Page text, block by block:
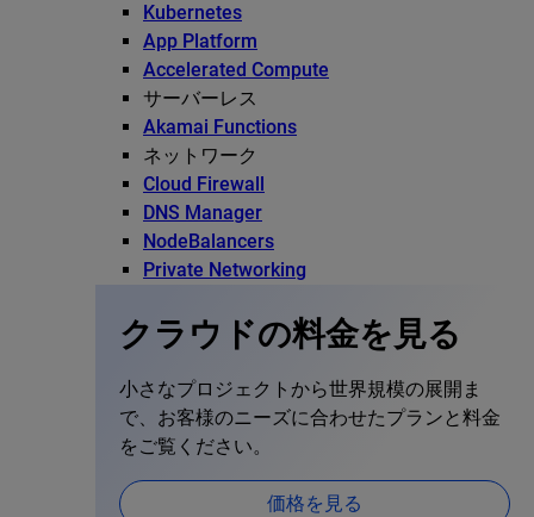
Kubernetes
App Platform
Accelerated Compute
サーバーレス
Akamai Functions
ネットワーク
Cloud Firewall
DNS Manager
NodeBalancers
Private Networking
クラウドの料金を見る
小さなプロジェクトから世界規模の展開ま
で、お客様のニーズに合わせたプランと料金
をご覧ください。
価格を見る